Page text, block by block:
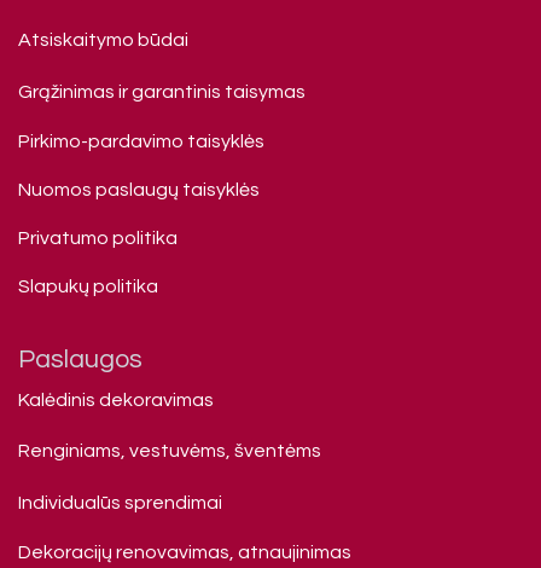
Atsiskaitymo būdai
Grąžinimas ir garantinis taisymas
Pirkimo-pardavimo taisyklės
Nuomos paslaugų taisyklės
Privatumo politika
Slapukų politika
Paslaugos
Kalėdinis dekoravimas
Renginiams, vestuvėms, šventėms
Individualūs sprendimai
Dekoracijų renovavimas, atnaujinimas